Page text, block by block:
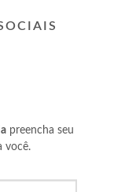
preencha seu
você.